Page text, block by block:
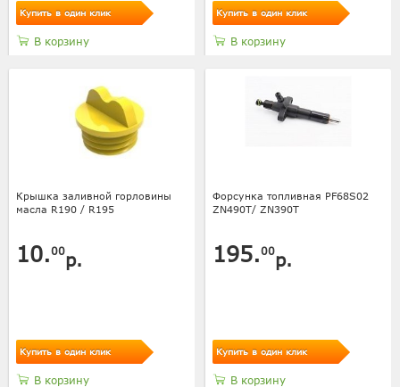
Купить в один клик
В корзину
Купить в один клик
В корзину
Крышка заливной горловины
масла R190 / R195
10.00р.
Купить в один клик
В корзину
Форсунка топливная PF68S02
ZN490T/ ZN390T
195.00р.
Купить в один клик
В корзину